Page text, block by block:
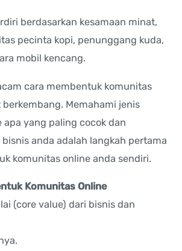
berdasarkan kesamaan minat,
pecinta kopi, penunggang kuda,
mobil kencang.
cara membentuk komunitas
Memahami jenis
apa yang paling cocok dan
anda adalah langkah pertama
komunitas online anda sendiri.
Komunitas Online
(core value) dari bisnis dan